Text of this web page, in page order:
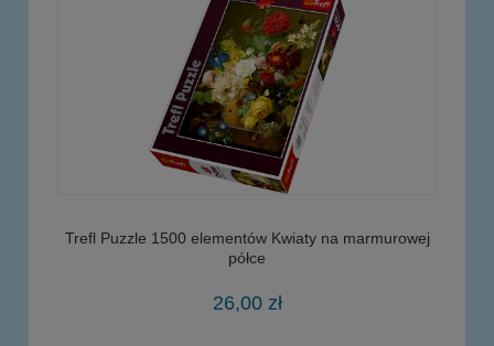
Trefl Puzzle 1500 elementów Kwiaty na marmurowej
półce
26,00 zł